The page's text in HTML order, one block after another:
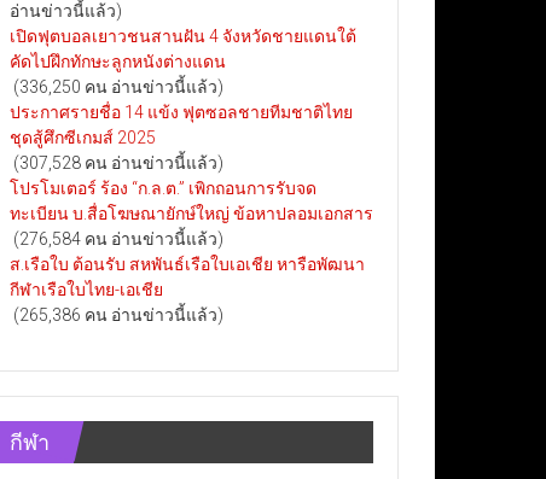
อ่านข่าวนี้แล้ว)
เปิดฟุตบอลเยาวชนสานฝัน 4 จังหวัดชายแดนใต้
คัดไปฝึกทักษะลูกหนังต่างแดน
(336,250 คน อ่านข่าวนี้แล้ว)
ประกาศรายชื่อ 14 แข้ง ฟุตซอลชายทีมชาติไทย
ชุดสู้ศึกซีเกมส์ 2025
(307,528 คน อ่านข่าวนี้แล้ว)
โปรโมเตอร์ ร้อง “ก.ล.ต.” เพิกถอนการรับจด
ทะเบียน บ.สื่อโฆษณายักษ์ใหญ่ ข้อหาปลอมเอกสาร
(276,584 คน อ่านข่าวนี้แล้ว)
ส.เรือใบ ต้อนรับ สหพันธ์เรือใบเอเชีย หารือพัฒนา
กีฬาเรือใบไทย-เอเชีย
(265,386 คน อ่านข่าวนี้แล้ว)
กีฬา